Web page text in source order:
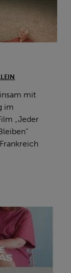
mit
im
„Jeder